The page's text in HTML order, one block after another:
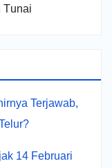
Tunai
Terjawab,
14 Februari